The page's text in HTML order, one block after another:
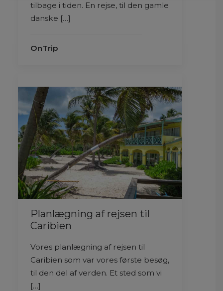
tilbage i tiden. En rejse, til den gamle
danske […]
OnTrip
Planlægning af rejsen til
Caribien
Vores planlægning af rejsen til
Caribien som var vores første besøg,
til den del af verden. Et sted som vi
[…]